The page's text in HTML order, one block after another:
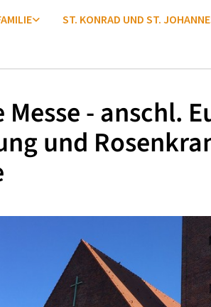
ST. KONRAD UND ST.
Messe - anschl.
und